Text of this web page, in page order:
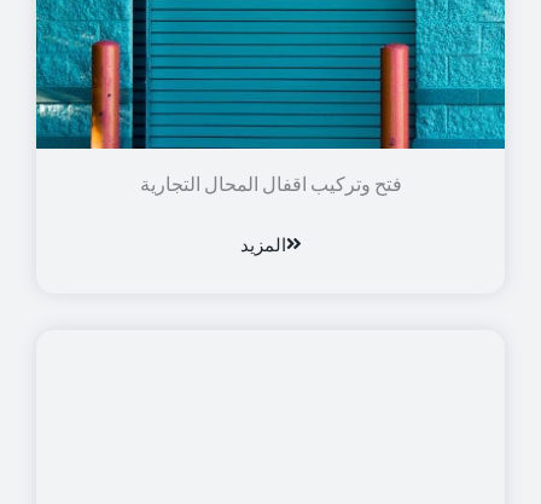
فتح وتركيب اقفال المحال التجارية
المزيد